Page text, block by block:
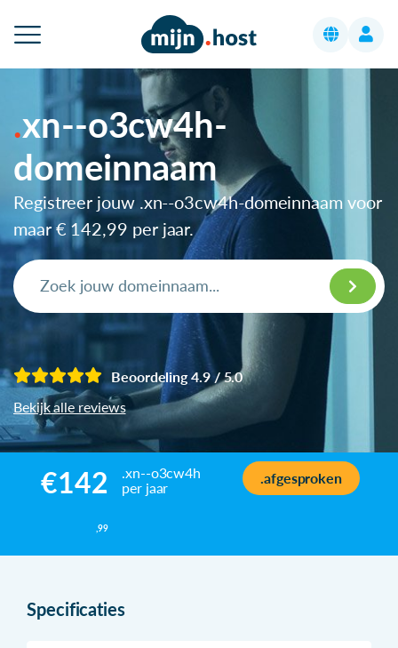
xn--o3cw4h-
domeinnaam
Registreer jouw .xn--o3cw4h-domeinnaam voor
maar € 142,99 per jaar.
Beoordeling 4.9 / 5.0
Bekijk alle reviews
€142
,99
.xn--o3cw4h
per jaar
.afgesproken
Specificaties